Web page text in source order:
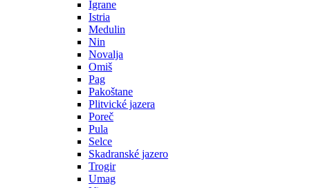
Igrane
Istria
Medulin
Nin
Novalja
Omiš
Pag
Pakoštane
Plitvické jazera
Poreč
Pula
Selce
Skadranské jazero
Trogir
Umag